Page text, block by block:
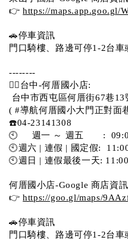
👉 https://maps.app.goo.gl/
🚗停車資訊
門口騎樓、路邊可停1-2台
--------
💁‍♀️台中-何厝國小店:
台中市西屯區何厝街67巷13
( #導航何厝國小大門正對面
☎️04-23141308
🕙     週一 ～ 週五       :
🕙週六 | 連假 | 國定假:
🕙週日 | 連假最後一天:
何厝國小店-Google 商店資
👉 https://goo.gl/maps/
🚗停車資訊
門口騎樓、路邊可停1-2台